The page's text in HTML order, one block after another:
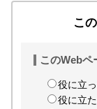
こ
このWebペ
役に立
役に立